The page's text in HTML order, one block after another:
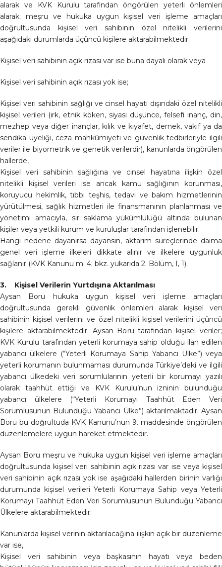
alarak ve KVK Kurulu tarafından öngörülen yeterli önlemleri
alarak; meşru ve hukuka uygun kişisel veri işleme amaçları
doğrultusunda kişisel veri sahibinin özel nitelikli verilerini
aşağıdaki durumlarda üçüncü kişilere aktarabilmektedir.
Kişisel veri sahibinin açık rızası var ise buna dayalı olarak veya
Kişisel veri sahibinin açık rızası yok ise;
Kişisel veri sahibinin sağlığı ve cinsel hayatı dışındaki özel nitelikli
kişisel verileri (ırk, etnik köken, siyasi düşünce, felsefi inanç, din,
mezhep veya diğer inançlar, kılık ve kıyafet, dernek, vakıf ya da
sendika üyeliği, ceza mahkûmiyeti ve güvenlik tedbirleriyle ilgili
veriler ile biyometrik ve genetik verilerdir), kanunlarda öngörülen
hallerde,
Kişisel veri sahibinin sağlığına ve cinsel hayatına ilişkin özel
nitelikli kişisel verileri ise ancak kamu sağlığının korunması,
koruyucu hekimlik, tıbbi teşhis, tedavi ve bakım hizmetlerinin
yürütülmesi, sağlık hizmetleri ile finansmanının planlanması ve
yönetimi amacıyla, sır saklama yükümlülüğü altında bulunan
kişiler veya yetkili kurum ve kuruluşlar tarafından işlenebilir.
Hangi nedene dayanırsa dayansın, aktarım süreçlerinde daima
genel veri işleme ilkeleri dikkate alınır ve ilkelere uygunluk
sağlanır (KVK Kanunu m. 4; bkz. yukarıda 2. Bölüm, I, 1).
3. Kişisel Verilerin Yurtdışına Aktarılması
Aysan Boru hukuka uygun kişisel veri işleme amaçları
doğrultusunda gerekli güvenlik önlemleri alarak kişisel veri
sahibinin kişisel verilerini ve özel nitelikli kişisel verilerini üçüncü
kişilere aktarabilmektedir. Aysan Boru tarafından kişisel veriler;
KVK Kurulu tarafından yeterli korumaya sahip olduğu ilan edilen
yabancı ülkelere (“Yeterli Korumaya Sahip Yabancı Ülke”) veya
yeterli korumanın bulunmaması durumunda Türkiye’deki ve ilgili
yabancı ülkedeki veri sorumlularının yeterli bir korumayı yazılı
olarak taahhüt ettiği ve KVK Kurulu’nun izninin bulunduğu
yabancı ülkelere (“Yeterli Korumayı Taahhüt Eden Veri
Sorumlusunun Bulunduğu Yabancı Ülke”) aktarılmaktadır. Aysan
Boru bu doğrultuda KVK Kanunu’nun 9. maddesinde öngörülen
düzenlemelere uygun hareket etmektedir.
Aysan Boru meşru ve hukuka uygun kişisel veri işleme amaçları
doğrultusunda kişisel veri sahibinin açık rızası var ise veya kişisel
veri sahibinin açık rızası yok ise aşağıdaki hallerden birinin varlığı
durumunda kişisel verileri Yeterli Korumaya Sahip veya Yeterli
Korumayı Taahhüt Eden Veri Sorumlusunun Bulunduğu Yabancı
Ülkelere aktarabilmektedir:
Kanunlarda kişisel verinin aktarılacağına ilişkin açık bir düzenleme
var ise,
Kişisel veri sahibinin veya başkasının hayatı veya beden